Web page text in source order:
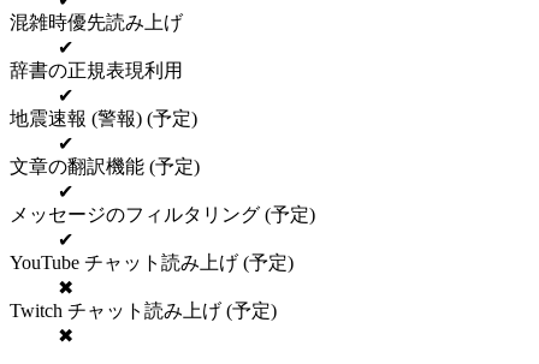
混雑時優先読み上げ
✔
辞書の正規表現利用
✔
地震速報 (警報) (予定)
✔
文章の翻訳機能 (予定)
✔
メッセージのフィルタリング (予定)
✔
YouTube チャット読み上げ (予定)
✖
Twitch チャット読み上げ (予定)
✖